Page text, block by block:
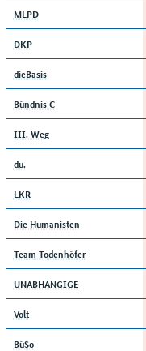
MLPD
DKP
dieBasis
Bündnis C
III. Weg
du.
LKR
Die Humanisten
Team Todenhöfer
UNABHÄNGIGE
Volt
BüSo